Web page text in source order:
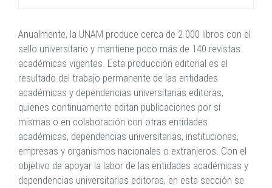
Anualmente, la UNAM produce cerca de 2 000 libros con el
sello universitario y mantiene poco más de 140 revistas
académicas vigentes. Esta producción editorial es el
resultado del trabajo permanente de las entidades
académicas y dependencias universitarias editoras,
quienes continuamente editan publicaciones por sí
mismas o en colaboración con otras entidades
académicas, dependencias universitarias, instituciones,
empresas y organismos nacionales o extranjeros. Con el
objetivo de apoyar la labor de las entidades académicas y
dependencias universitarias editoras, en esta sección se